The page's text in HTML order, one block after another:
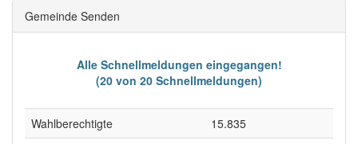
Gemeinde Senden
Alle Schnellmeldungen eingegangen!
(20 von 20 Schnellmeldungen)
Wahlberechtigte
15.835